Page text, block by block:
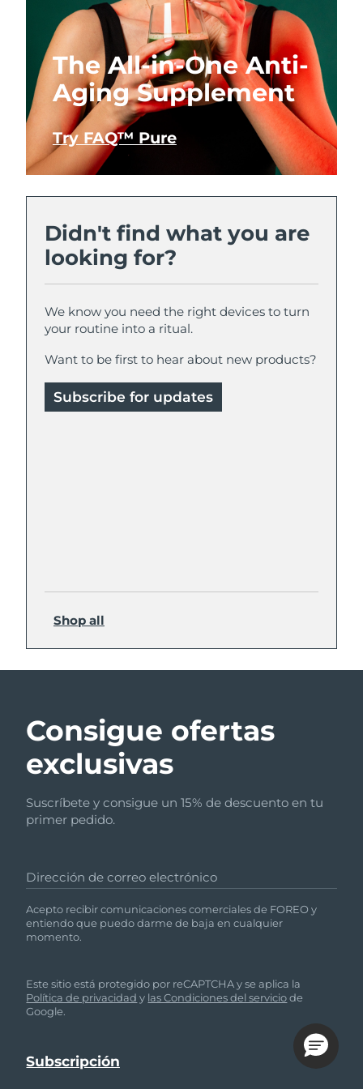
The All-in-One Anti-
Aging Supplement
Try FAQ™ Pure
Didn't find what you are
looking for?
We know you need the right devices to turn
your routine into a ritual.
Want to be first to hear about new products?
Subscribe for updates
Shop all
Consigue ofertas
exclusivas
Suscríbete y consigue un 15% de descuento en tu
primer pedido.
Dirección de correo electrónico
Acepto recibir comunicaciones comerciales de FOREO y
entiendo que puedo darme de baja en cualquier
momento.
Este sitio está protegido por reCAPTCHA y se aplica la
Política de privacidad y las Condiciones del serviciode
Google.